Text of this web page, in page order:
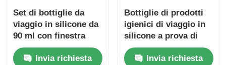
Set di bottiglie da
viaggio in silicone da
90 ml con finestra
trasparente
Invia richiesta
Bottiglie di prodotti
igienici di viaggio in
silicone a prova di
perdite, portatili,
approvate dalla TSA,
Invia richiesta